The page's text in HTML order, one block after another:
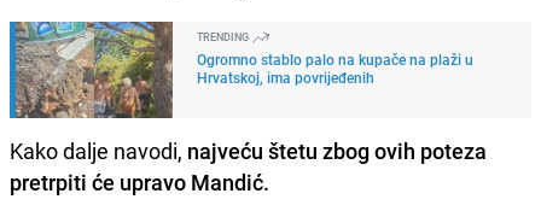
TRENDING
Ogromno stablo palo na kupače na plaži u
Hrvatskoj, ima povrijeđenih
Kako dalje navodi, najveću štetu zbog ovih poteza
pretrpiti će upravo Mandić.